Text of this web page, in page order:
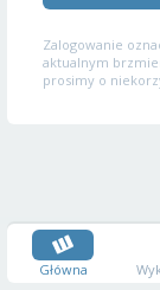
Zalogowanie
aktualnym
prosimy o
Główna